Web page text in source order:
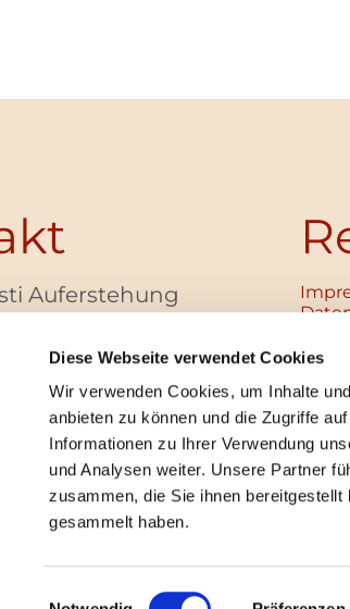
Diese Webseite verwendet Cookies
Wir verwenden Cookies, um Inhalte
anbieten zu können und die Zugriffe
Informationen zu Ihrer Verwendung
und Analysen weiter. Unsere Partner
zusammen, die Sie ihnen
gesammelt haben.
Einwilligungsauswahl
Auferstehung
28
00 03 -40
auferstehung.net
0193 6006 9310 04
Impressum